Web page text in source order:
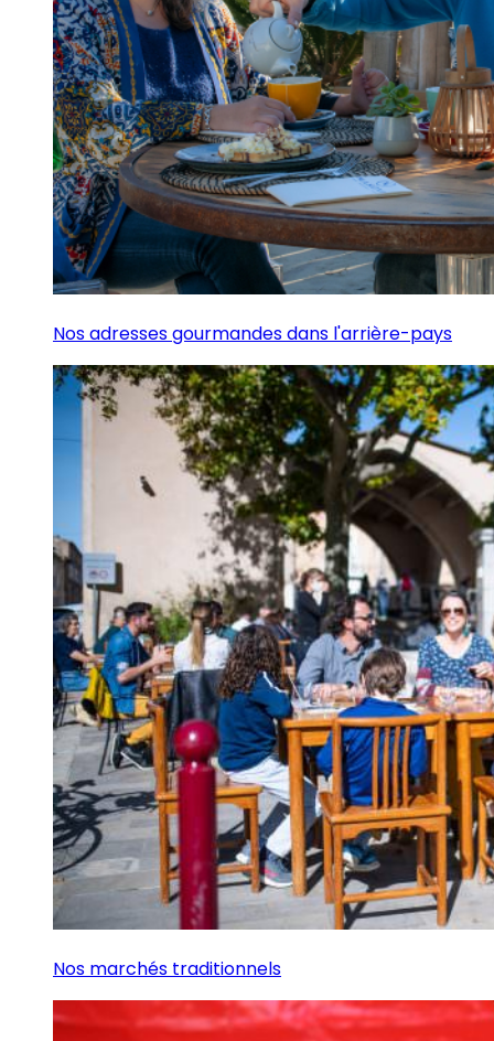
Nos adresses gourmandes dans l'arrière-pays
Nos marchés traditionnels